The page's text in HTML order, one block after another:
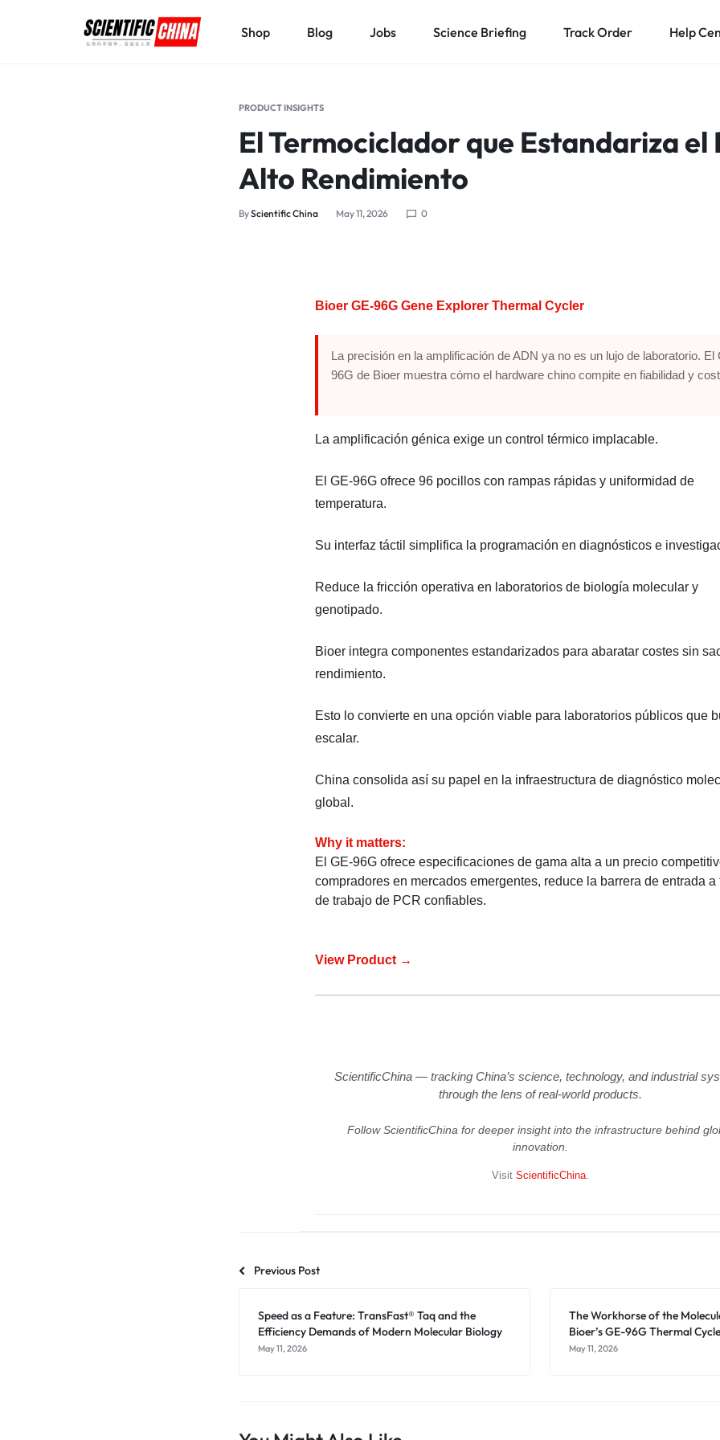
Shop Blog Jobs Science Briefing Track Order Help
PRODUCT INSIGHTS
El Termociclador que Estandariza el
Alto Rendimiento
ByScientific China May 11, 2026 0
Bioer GE-96G Gene Explorer Thermal Cycler
La precisión en la amplificación de ADN ya no es un lujo de laboratorio. El
96G de Bioer muestra cómo el hardware chino compite en fiabilidad y
La amplificación génica exige un control térmico implacable.
El GE-96G ofrece 96 pocillos con rampas rápidas y uniformidad de
temperatura.
Su interfaz táctil simplifica la programación en diagnósticos e
Reduce la fricción operativa en laboratorios de biología molecular y
genotipado.
Bioer integra componentes estandarizados para abaratar costes sin
rendimiento.
Esto lo convierte en una opción viable para laboratorios públicos que
escalar.
China consolida así su papel en la infraestructura de diagnóstico
global.
Why it matters:
El GE-96G ofrece especificaciones de gama alta a un precio
compradores en mercados emergentes, reduce la barrera de entrada a
de trabajo de PCR confiables.
View Product →
ScientificChina — tracking China’s science, technology, and industrial
through the lens of real-world products.
Follow ScientificChina for deeper insight into the infrastructure behind
innovation.
Visit ScientificChina.
Previous Post
Speed as a Feature: TransFast® Taq and the
Efficiency Demands of Modern Molecular Biology
May 11, 2026
The Workhorse of the
Bioer’s GE-96G Thermal
May 11, 2026